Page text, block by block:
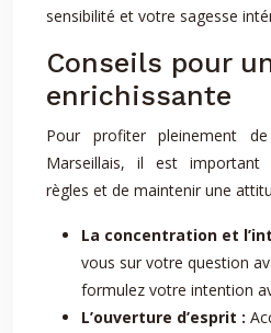
sensibilité et votre sagesse
Conseils pour
enrichissante
Pour profiter pleinement
Marseillais, il est important
règles et de maintenir une
La concentration et
vous sur votre question
formulez votre intention
L’ouverture d’esprit :